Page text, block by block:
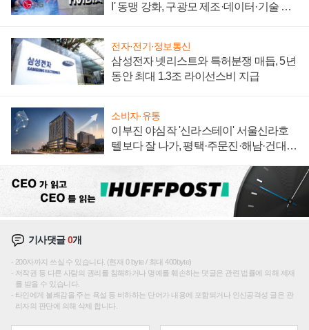
I' 동맹 강화, 구광모 제조·데이터·기술 결
전자·전기·정보통신
삼성전자 넷리스트와 특허분쟁 매듭, 5년
동안 최대 1.3조 라이선스비 지급
소비자·유통
이부진 야심작 '신라스테이' 서울신라호
텔보다 잘 나가, 평택·주문진·해남·건대로
기사댓글0개
200자까지 쓰실 수 있습니다. (현재 0 byte / 최대 400byte)
저작권 등 다른 사람의 권리를 침해하거나 명예를 훼손하는 댓글은 관련 법률에 의해 제재
를 받을 수 있습니다.
타인에게 불쾌감을 주는 욕설 등 비하하는 단어가 내용에 포함되거나 인신공격성 글은 관
리자의 판단에 의해 삭제 합니다.